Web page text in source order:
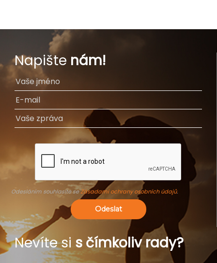
Napište nám!
Odesláním souhlasíte seZásadami ochrany osobních údajů.
Odeslat
Nevíte si s čímkoliv rady?